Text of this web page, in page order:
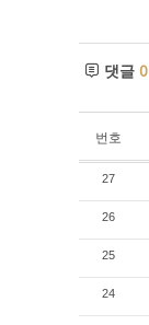
댓글 0
번호
27
26
25
24